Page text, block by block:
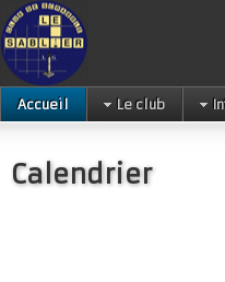
Accueil Le club
Calendrier